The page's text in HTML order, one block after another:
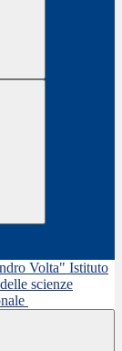
Istituto
scienze